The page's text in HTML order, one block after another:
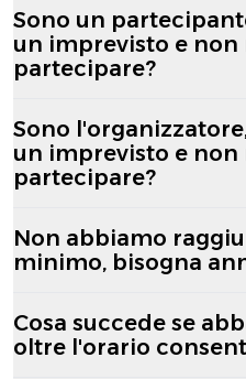
Sono un
un imprevisto e non
partecipare?
Sono
un imprevisto e non
partecipare?
Non abbiamo
minimo, bisogna
Cosa succede se
oltre l'orario